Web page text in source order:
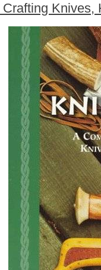
Crafting Knives,